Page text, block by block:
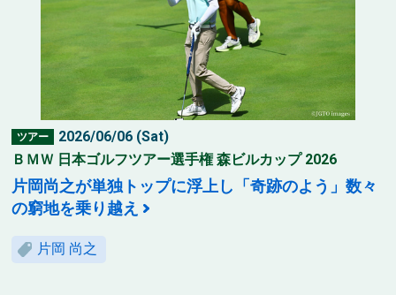
ツアー
2026/06/06 (Sat)
ＢＭＷ 日本ゴルフツアー選手権 森ビルカップ 2026
片岡尚之が単独トップに浮上し「奇跡のよう」数々
の窮地を乗り越え
片岡 尚之